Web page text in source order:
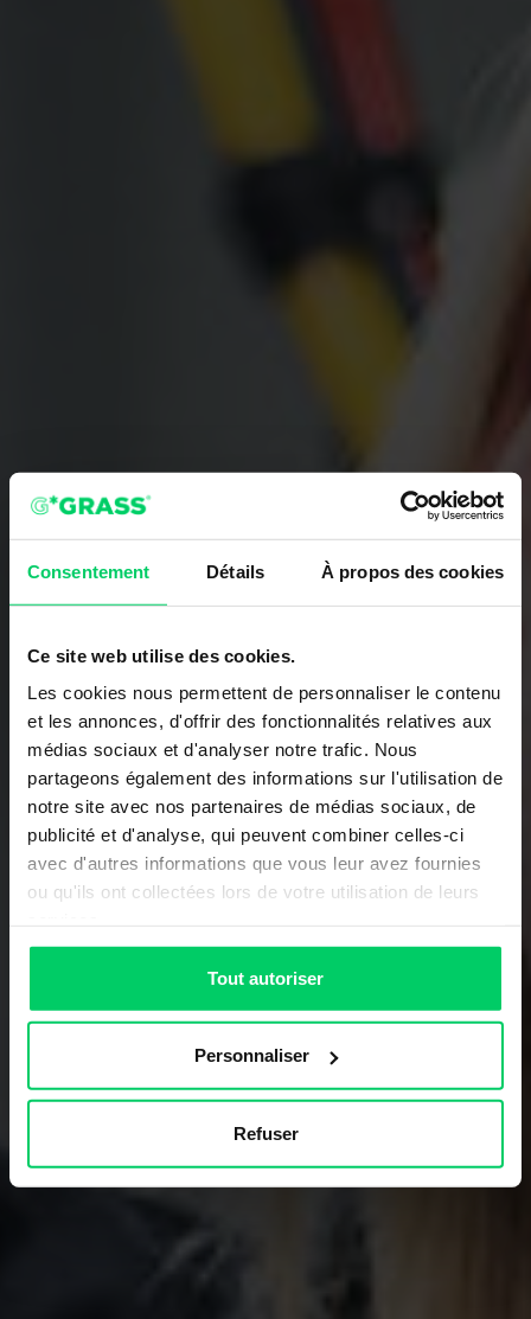
Consentement Détails À propos des cookies
Ce site web utilise des cookies.
Les cookies nous permettent de personnaliser le contenu
et les annonces, d'offrir des fonctionnalités relatives aux
médias sociaux et d'analyser notre trafic. Nous
partageons également des informations sur l'utilisation de
notre site avec nos partenaires de médias sociaux, de
publicité et d'analyse, qui peuvent combiner celles-ci
avec d'autres informations que vous leur avez fournies
ou qu'ils ont collectées lors de votre utilisation de leurs
Tout autoriser
Personnaliser
Refuser